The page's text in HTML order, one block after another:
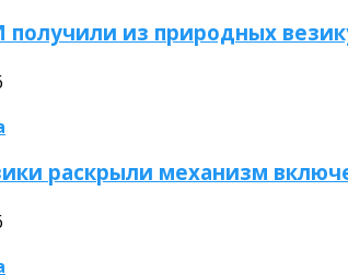
из природных
раскрыли механизм